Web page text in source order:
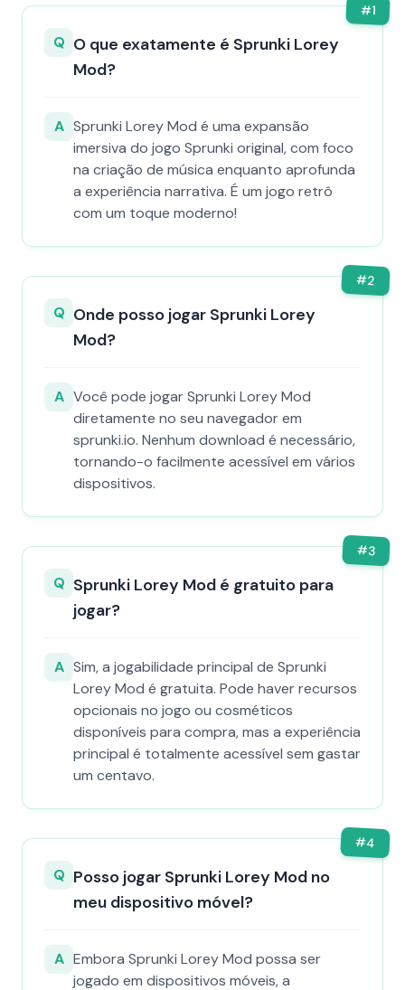
#1
Q O que exatamente é Sprunki Lorey
Mod?
A Sprunki Lorey Mod é uma expansão
imersiva do jogo Sprunki original, com foco
na criação de música enquanto aprofunda
a experiência narrativa. É um jogo retrô
com um toque moderno!
#2
Q Onde posso jogar Sprunki Lorey
Mod?
A Você pode jogar Sprunki Lorey Mod
diretamente no seu navegador em
sprunki.io. Nenhum download é necessário,
tornando-o facilmente acessível em vários
dispositivos.
#3
Q Sprunki Lorey Mod é gratuito para
jogar?
A Sim, a jogabilidade principal de Sprunki
Lorey Mod é gratuita. Pode haver recursos
opcionais no jogo ou cosméticos
disponíveis para compra, mas a experiência
principal é totalmente acessível sem gastar
um centavo.
#4
Q Posso jogar Sprunki Lorey Mod no
meu dispositivo móvel?
A Embora Sprunki Lorey Mod possa ser
jogado em dispositivos móveis, a